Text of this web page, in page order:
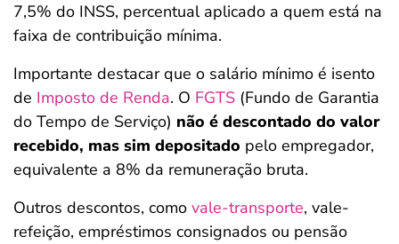
7,5% do INSS, percentual aplicado a quem está na
faixa de contribuição mínima.
Importante destacar que o salário mínimo é isento
de Imposto de Renda. O FGTS (Fundo de Garantia
do Tempo de Serviço) não é descontado do valor
recebido, mas sim depositado pelo empregador,
equivalente a 8% da remuneração bruta.
Outros descontos, como vale-transporte, vale-
refeição, empréstimos consignados ou pensão